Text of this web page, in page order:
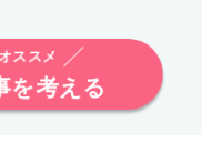
ススメ
を考える